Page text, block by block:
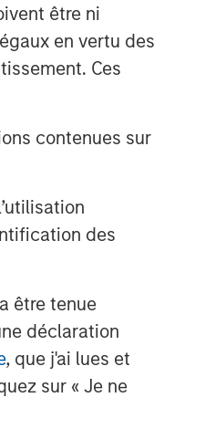
être ni
en vertu des
Ces
contenues sur
des
être tenue
déclaration
, que j'ai lues et
sur « Je ne